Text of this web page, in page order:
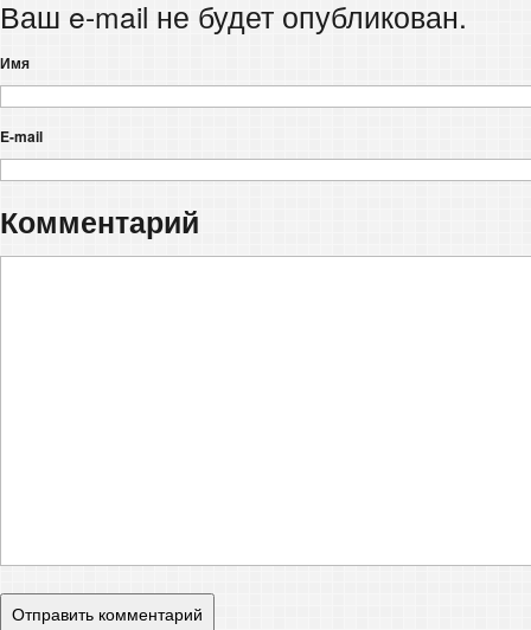
Ваш e-mail не будет опубликован.
Имя
E-mail
Комментарий